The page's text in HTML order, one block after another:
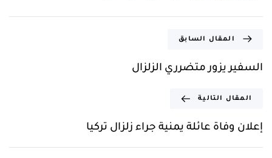
المقال السابق
السفير يزور متضرري الزلزال
المقال التالية
إعلان وفاة عائلة يمنية جراء زلزال تركيا